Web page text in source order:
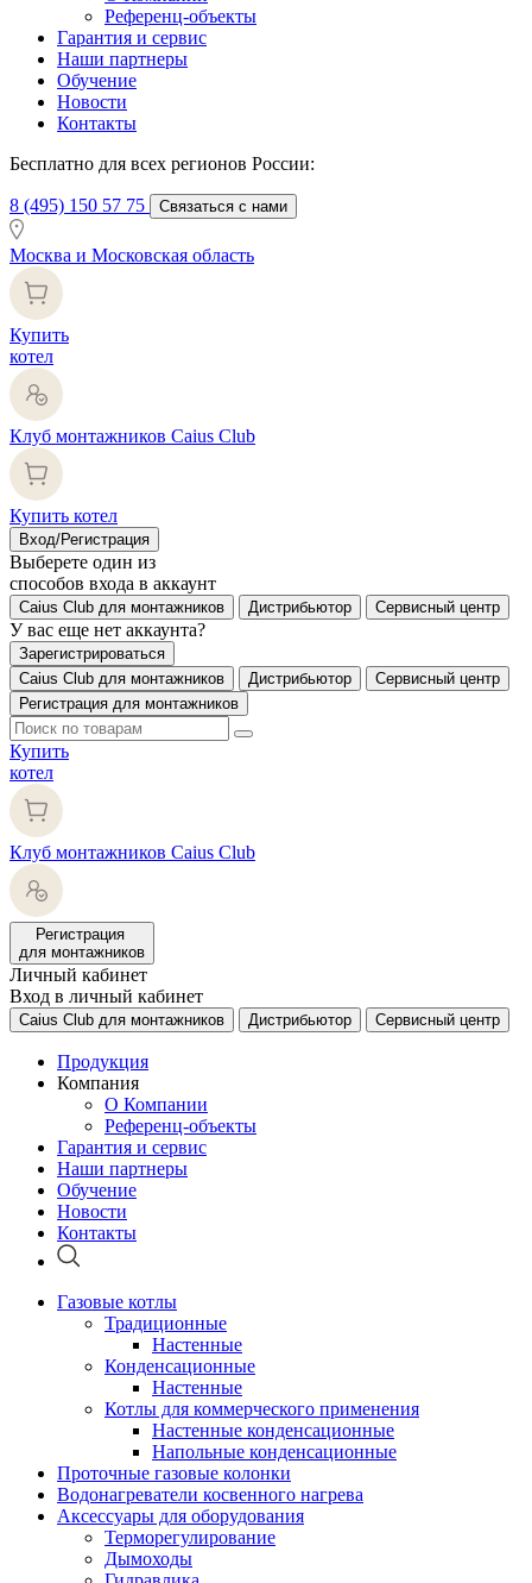
Референц-объекты
Гарантия и сервис
Наши партнеры
Обучение
Новости
Контакты
Бесплатно для всех регионов России:
8 (495) 150 57 75 Связаться с нами
Москва и Московская область
Купить
котел
Клуб монтажников Caius Club
Купить котел
Вход/Регистрация
Выберете один из
способов входа в аккаунт
Caius Club для монтажников Дистрибьютор Сервисный центр
У вас еще нет аккаунта?
Зарегистрироваться
Caius Club для монтажников
Дистрибьютор
Сервисный центр
Регистрация для монтажников
Купить
котел
Клуб монтажников Caius Club
Регистрация
для монтажников
Личный кабинет
Вход в личный кабинет
Caius Club для монтажников Дистрибьютор Сервисный центр
Продукция
Компания
О Компании
Референц-объекты
Гарантия и сервис
Наши партнеры
Обучение
Новости
Контакты
Газовые котлы
Традиционные
Настенные
Конденсационные
Настенные
Котлы для коммерческого применения
Настенные конденсационные
Напольные конденсационные
Проточные газовые колонки
Водонагреватели косвенного нагрева
Аксессуары для оборудования
Терморегулирование
Дымоходы